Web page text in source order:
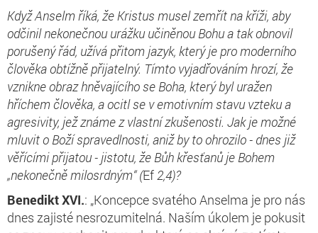
Když Anselm říká, že Kristus musel zemřít na kříži, aby
odčinil nekonečnou urážku učiněnou Bohu a tak obnovil
porušený řád, užívá přitom jazyk, který je pro moderního
člověka obtížně přijatelný. Tímto vyjadřováním hrozí, že
vznikne obraz hněvajícího se Boha, který byl uražen
hříchem člověka, a ocitl se v emotivním stavu vzteku a
agresivity, jež známe z vlastní zkušenosti. Jak je možné
mluvit o Boží spravedlnosti, aniž by to ohrozilo - dnes již
věřícími přijatou - jistotu, že Bůh křesťanů je Bohem
„nekonečně milosrdným“ (Ef2,4)?
Benedikt XVI.: „Koncepce svatého Anselma je pro nás
dnes zajisté nesrozumitelná. Naším úkolem je pokusit